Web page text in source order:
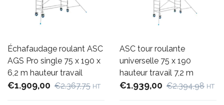
Échafaudage roulant ASC
AGS Pro single 75 x 190 x
6,2 m hauteur travail
€1.909,00 €2.367,75 HT
ASC tour roulante
universelle 75 x 190
hauteur travail 7,2 m
€1.939,00 €2.394,98 HT